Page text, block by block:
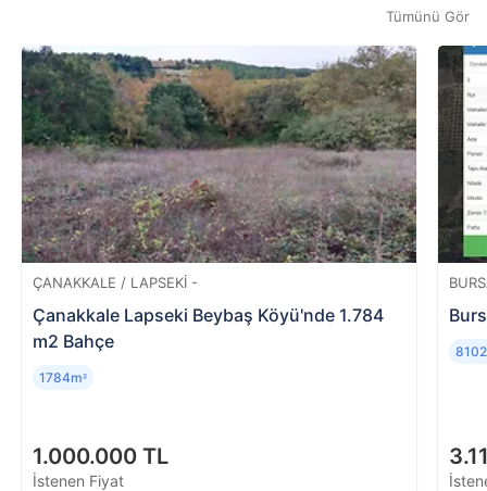
gerçekleşene dek yeniden teklif verebilirsiniz.
Verilen teklif onaylandıktan sonra satın almaktan
edilmemektedir.
Tümünü Gör
ÇANAKKALE / LAPSEKI -
Çanakkale Lapseki Beybaş Köyü'nde 1.784
m2 Bahçe
1.000.000 TL
İstenen Fiyat
1784m²